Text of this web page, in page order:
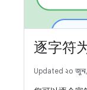
逐字符
Updated ২০